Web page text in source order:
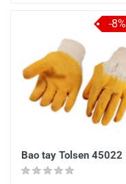
Bao tay Tolsen 45022
-8%